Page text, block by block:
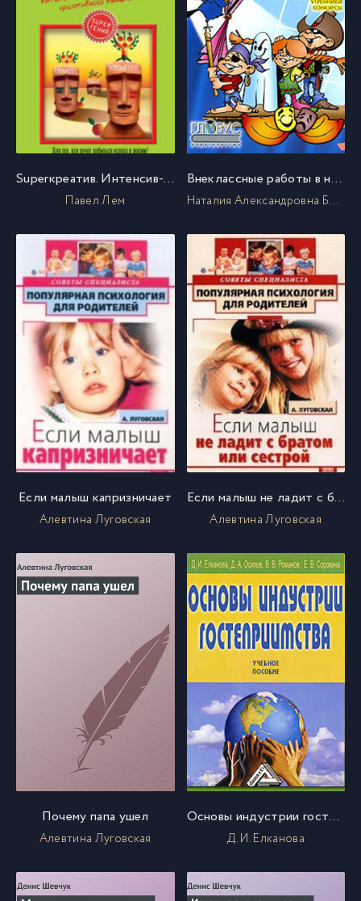
Superкреатив. Интенсив-тренинг для развития креативного мышления
Павел Лем
Внеклассные работы в начальных классах
Наталия Александровна Богачкина
Если малыш капризничает
Алевтина Луговская
Если малыш не ладит с братом или сестрой
Алевтина Луговская
Почему папа ушел
Алевтина Луговская
Основы индустрии гостеприимства
Д. И. Елканова